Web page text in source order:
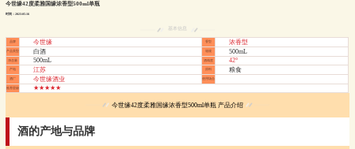
今世缘42度柔雅国缘浓香型500ml单瓶
时间：2023-05-16
基本信息
品牌 今世缘 香型 浓香型
产品类型 白酒 500mL
净含量 500mL 酒精度 42°
产地 江苏 粮食
酒厂 今世缘酒业 使用场合
推荐星级 ★★★★★
今世缘42度柔雅国缘浓香型500ml单瓶 产品介绍
酒的产地与品牌